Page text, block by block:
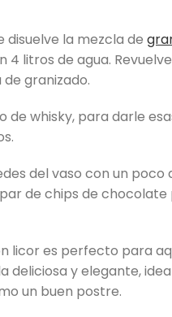
disuelve la mezcla de
4 litros de agua.
granizado.
de whisky, para darle
del vaso con un poco
de chips de chocolate
licor es perfecto para
deliciosa y elegante,
un buen postre.